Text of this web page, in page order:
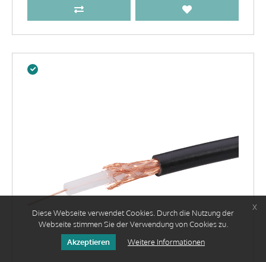
Diese Webseite verwendet Cookies. Durch die Nutzung der
Webseite stimmen Sie der Verwendung von Cookies zu.
Akzeptieren
Weitere Informationen
x